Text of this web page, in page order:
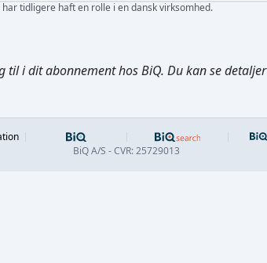
tidligere haft en rolle i en dansk virksomhed.
i dit abonnement hos BiQ. Du kan se
BiQ A/S - CVR: 25729013